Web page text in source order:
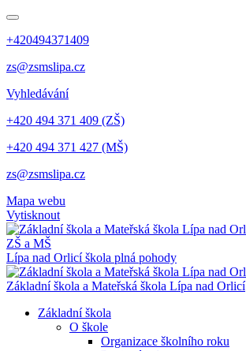
+420494371409
zs@zsmslipa.cz
Vyhledávání
+420 494 371 409 (ZŠ)
+420 494 371 427 (MŠ)
zs@zsmslipa.cz
Mapa webu
Vytisknout
ZŠ a MŠ
Lípa nad Orlicíškola plná pohody
Základní škola a Mateřská škola Lípa nad Orlicí
Základní škola
O škole
Organizace školního roku